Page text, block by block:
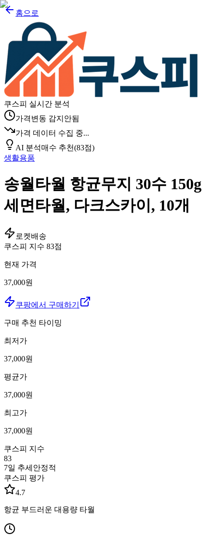
홈으로
쿠스피 실시간 분석
가격변동 감지안됨
가격 데이터 수집 중...
AI 분석매수 추천(83점)
생활용품
송월타월 항균무지 30수 150g
세면타월, 다크스카이, 10개
로켓배송
쿠스피 지수 83점
현재 가격
37,000원
쿠팡에서 구매하기
구매 추천 타이밍
최저가
37,000원
평균가
37,000원
최고가
37,000원
쿠스피 지수
83
7일 추세 안정적
쿠스피 평가
4.7
항균 부드러운 대용량 타월